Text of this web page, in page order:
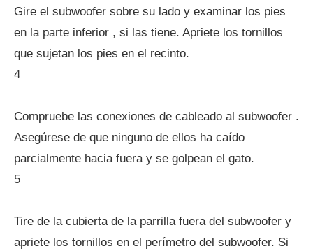
Gire el subwoofer sobre su lado y examinar los pies
en la parte inferior , si las tiene. Apriete los tornillos
que sujetan los pies en el recinto.
4
Compruebe las conexiones de cableado al subwoofer .
Asegúrese de que ninguno de ellos ha caído
parcialmente hacia fuera y se golpean el gato.
5
Tire de la cubierta de la parrilla fuera del subwoofer y
apriete los tornillos en el perímetro del subwoofer. Si